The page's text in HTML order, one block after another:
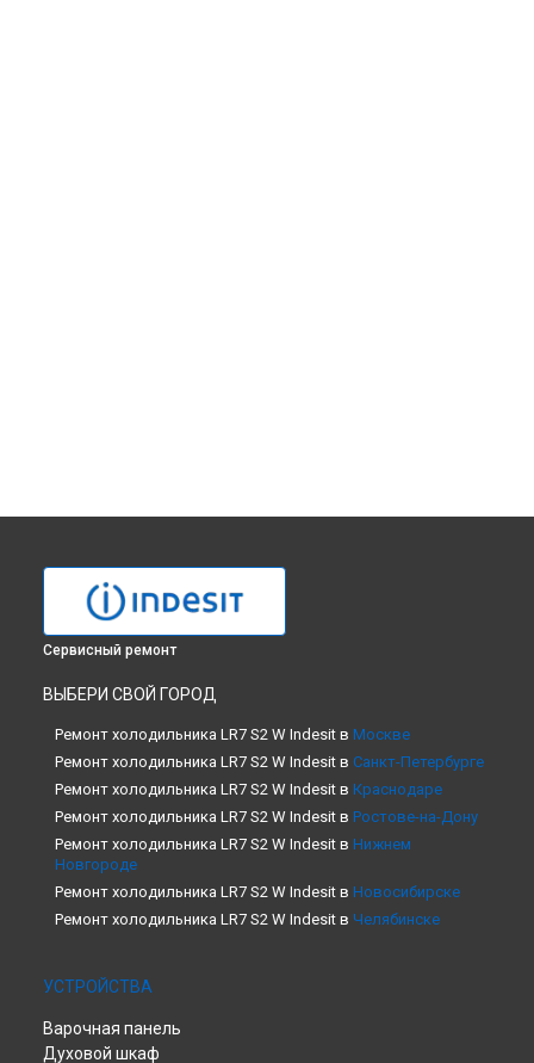
Сервисный ремонт
ВЫБЕРИ СВОЙ ГОРОД
Ремонт холодильника LR7 S2 W Indesit в Москве
Ремонт холодильника LR7 S2 W Indesit в Санкт-Петербурге
Ремонт холодильника LR7 S2 W Indesit в Краснодаре
Ремонт холодильника LR7 S2 W Indesit в Ростове-на-Дону
Ремонт холодильника LR7 S2 W Indesit в Нижнем
Новгороде
Ремонт холодильника LR7 S2 W Indesit в Новосибирске
Ремонт холодильника LR7 S2 W Indesit в Челябинске
Ремонт холодильника LR7 S2 W Indesit в
Ремонт холодильника LR7 S2 W Indesit в
Ремонт холодильника LR7 S2 W Indesit в
УСТРОЙСТВА
Варочная панель
Духовой шкаф